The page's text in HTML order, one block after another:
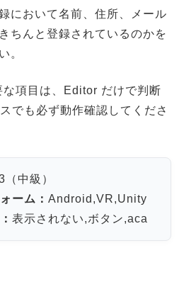
開発研修
修
ト）に出展。
ド2026
イト）に出展。
において名前、住所、メール
ちんと登録されているのかを
。
項目は、Editor だけで判断
でも必ず動作確認してくださ
中級）
ーム： Android,VR,Unity
表示されない,ボタン,aca